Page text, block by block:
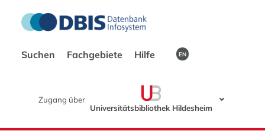
Suchen Fachgebiete Hilfe EN
Zugang über
Universitätsbibliothek Hildesheim